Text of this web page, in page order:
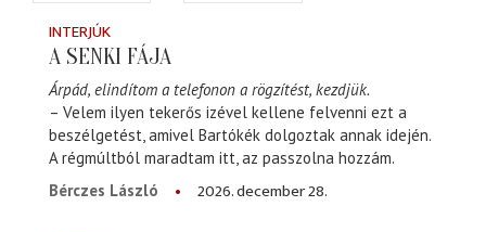
INTERJÚK
A SENKI FÁJA
Árpád, elindítom a telefonon a rögzítést, kezdjük.
– Velem ilyen tekerős izével kellene felvenni ezt a
beszélgetést, amivel Bartókék dolgoztak annak idején.
A régmúltból maradtam itt, az passzolna hozzám.
Bérczes László
2026. december 28.